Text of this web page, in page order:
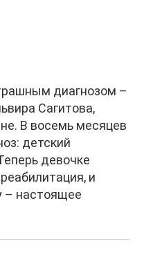
диагнозом –
Сагитова,
В восемь месяцев
детский
девочке
и
– настоящее